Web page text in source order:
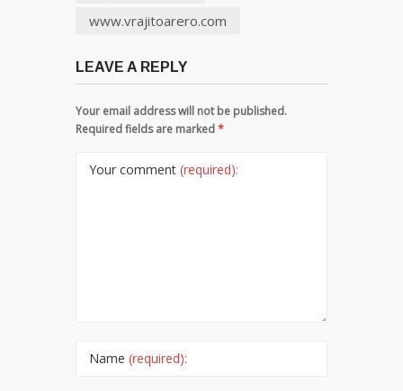
www.vrajitoarero.com
LEAVE A REPLY
Your email address will not be published.
Required fields are marked*
Your comment (required):
Name (required):